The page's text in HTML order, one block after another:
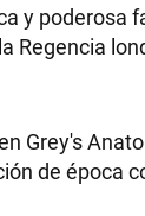
y poderosa
Regencia
Grey's
de época